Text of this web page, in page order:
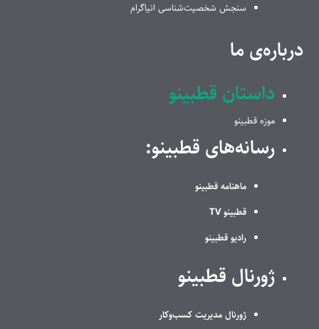
سنجش شخصیت‌شناسی انیاگرام
درباره‌ی ما
داستان قطبینو
موزه قطبینو
رسانه‌های قطبینو:
ماهنامه قطبینو
قطبینو TV
رادیو قطبینو
ژورنال قطبینو
ژورنال مدیریت کسب‌وکار